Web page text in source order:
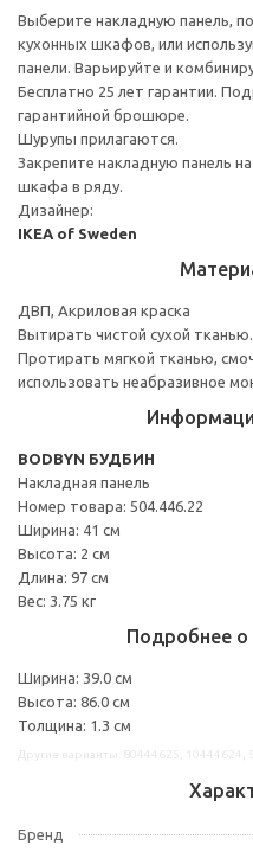
Выберите накладную панель,
кухонных шкафов, или
панели. Варьируйте и
Бесплатно 25 лет гарантии.
гарантийной брошюре.
Шурупы прилагаются.
Закрепите накладную панель
шкафа в ряду.
Дизайнер:
IKEA of Sweden
ДВП, Акриловая краска
Вытирать чистой сухой тканью.
Протирать мягкой тканью,
использовать неабразивное
BODBYN БУДБИН
Накладная панель
Номер товара: 504.446.22
Ширина: 41 см
Высота: 2 см
Длина: 97 см
Вес: 3.75 кг
Подробнее о
Ширина: 39.0 см
Высота: 86.0 см
Толщина: 1.3 см
Бренд